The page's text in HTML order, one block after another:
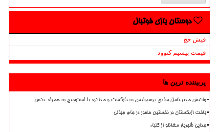
دوستان بازی فوتبال
فیش حج
قیمت بیسیم کنوود
پربیننده ترین ها
واکنش مدیرعامل سابق پرسپولیس به بازگشت و مذاکره با اسکوچیچ به همراه عکس
باخت ازبکستان در نخستین حضور در جام جهانی
جدایی شهریار مغانلو از کلباء